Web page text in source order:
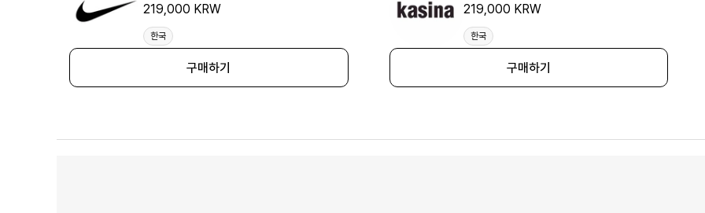
219,000 KRW
한국
구매하기
219,000 KRW
한국
구매하기